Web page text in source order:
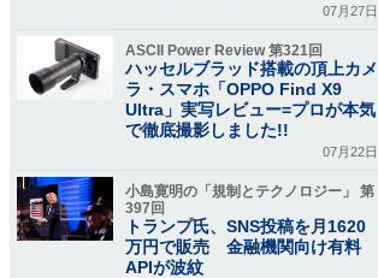
07月27日
ASCII Power Review 第321回
ハッセルブラッド搭載の頂上カメ
ラ・スマホ「OPPO Find X9
Ultra」実写レビュー=プロが本気
で徹底撮影しました!!
07月22日
小島寛明の「規制とテクノロジー」 第
397回
トランプ氏、SNS投稿を月1620
万円で販売 金融機関向け有料
APIが波紋